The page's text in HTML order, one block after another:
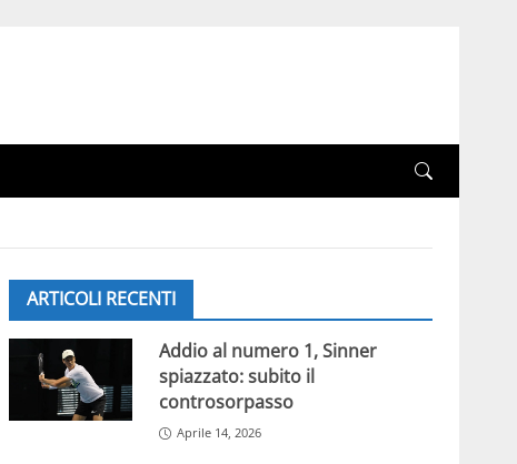
ARTICOLI RECENTI
Addio al numero 1, Sinner
spiazzato: subito il
controsorpasso
Aprile 14, 2026